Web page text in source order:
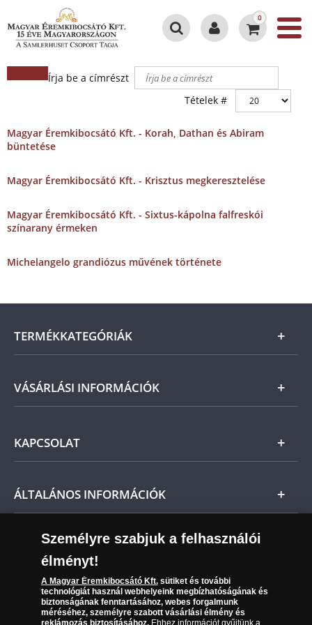
0
Írja be a címrészt
Tételek #
Magyar Éremkibocsátó Kft. - Korah, Dathan és Abiram
büntetése
Magyar Éremkibocsátó Kft. - Krisztus megkeresztelése
Magyar Éremkibocsátó Kft. - Sixtus-kápolna falfreskói
színarany érmeken
Michelangelo grandiózus művének története
TERMÉKKATEGÓRIÁK
Arany
Magyar
VÁSÁRLÁSI INFORMÁCIÓK
Kézbesítés
Reklamáció
Visszaküldés
Elállási űrlap
KAPCSOLAT
Ügyfélszolgálat
Leiratkozás a hírlevélről
Karrier
ÁLTALÁNOS INFORMÁCIÓK
Sütik (cookies) használata
Süti (cookies)Beállítások
Társaságunkról
Az érmék és érmek ára és értéke
06 80 888 889
(díjmentesen hívható hétfőtől csütörtökig 9.00 és 17.00
óra között, péntekenként 9.00 és 15.00 óra között)
Személyre szabjuk a felhasználói
élményt!
A Magyar Éremkibocsátó Kft.sütiket és további
technológiát használ webhelyeink megbízhatóságának és
biztonságának fenntartásához, webes forgalmunk
méréséhez, személyre szabott vásárlási élmény és
reklámozás biztosításához.Ehhez információt gyűjtünk a